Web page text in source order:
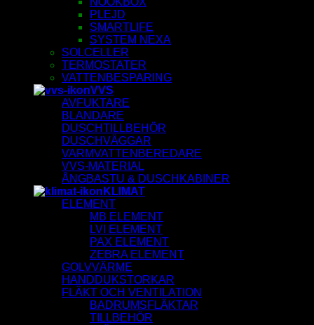
PLEJD
SMARTLIFE
SYSTEM NEXA
SOLCELLER
TERMOSTATER
VATTENBESPARING
VVS
AVFUKTARE
BLANDARE
DUSCHTILLBEHÖR
DUSCHVÄGGAR
VARMVATTENBEREDARE
VVS-MATERIAL
ÅNGBASTU & DUSCHKABINER
KLIMAT
ELEMENT
MB ELEMENT
LVI ELEMENT
PAX ELEMENT
ZEBRA ELEMENT
GOLVVÄRME
HANDDUKSTORKAR
FLÄKT OCH VENTILATION
BADRUMSFLÄKTAR
TILLBEHÖR